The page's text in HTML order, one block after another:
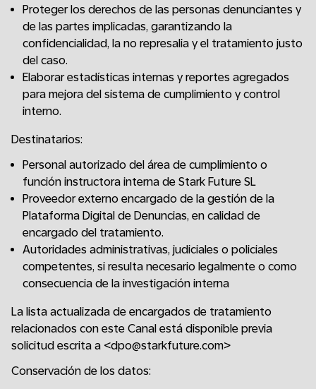
Proteger los derechos de las personas denunciantes y
de las partes implicadas, garantizando la
confidencialidad, la no represalia y el tratamiento justo
del caso.
Elaborar estadísticas internas y reportes agregados
para mejora del sistema de cumplimiento y control
interno.
Destinatarios:
Personal autorizado del área de cumplimiento o
función instructora interna de Stark Future SL
Proveedor externo encargado de la gestión de la
Plataforma Digital de Denuncias, en calidad de
encargado del tratamiento.
Autoridades administrativas, judiciales o policiales
competentes, si resulta necesario legalmente o como
consecuencia de la investigación interna
La lista actualizada de encargados de tratamiento
relacionados con este Canal está disponible previa
solicitud escrita a <dpo@starkfuture.com>
Conservación de los datos: